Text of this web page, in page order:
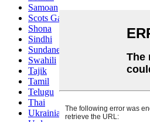
Samoan
Scots Gaelic
Shona
Sindhi
Sundanese
Swahili
Tajik
Tamil
Telugu
Thai
Ukrainian